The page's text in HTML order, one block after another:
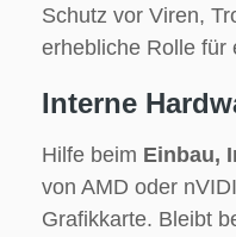
Schutz vor Viren,
erhebliche Rolle für
Interne
Hilfe beim Einbau,
von AMD oder
Grafikkarte. Bleibt